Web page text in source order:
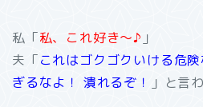
私「私、これ好き～♪ 」
夫「これはゴクゴクいける危
ぎるなよ！ 潰れるぞ！
」と言